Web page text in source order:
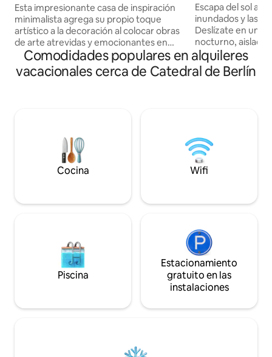
galería de arte
Esta impresionante casa de inspiración
minimalista agrega su propio toque
artístico a la decoración al colocar obras
de arte atrevidas y emocionantes en
todas las habitaciones. Con pisos de
madera y accesorios en blanco y negro,
cada espacio tiene un encanto y
experimentar el arte mientras viven en
el popular distrito de Mitte de Berlín. La
galería y el departamento son propiedad
de un artista, que diseñó el espacio para
solo se encuentra el apartamento
estar combinada para dormir con una
bañera tipo loft y un baño separado
adjunto con ducha. La otra área para
dormir se puede separar por paredes
huéspedes también tienen acceso al
mostrarles todo y ayudarles a empezar
privado en
Escapa del sol
inundados y las
Deslízate en un
nocturno, aislado
verano.
cristalinas y
privado de 1,80 x 1,80 m.
acogedor
también cuenta
efecto lluvia, una
Comodidades populares en alquileres
vacacionales cerca de Catedral de Berlín
Cocina Wifi
Piscina
Estacionamiento
gratuito en las
instalaciones